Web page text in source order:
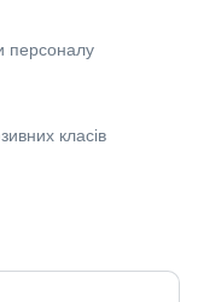
персоналу
класів